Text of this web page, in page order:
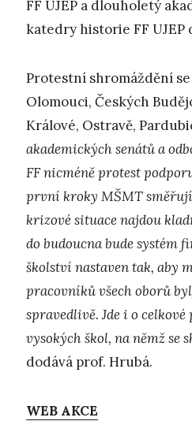
FF UJEP a dlouholetý
katedry historie FF UJEP
Protestní shromáždění
Olomouci, Českých
Králové, Ostravě,
akademických senátů a
FF nicméně protest
první kroky MŠMT
krizové situace najdou
do budoucna bude systém
školství nastaven tak, aby
pracovníků všech oborů
spravedlivě. Jde i o
vysokých škol, na němž se
dodává prof. Hrubá.
WEB AKCE